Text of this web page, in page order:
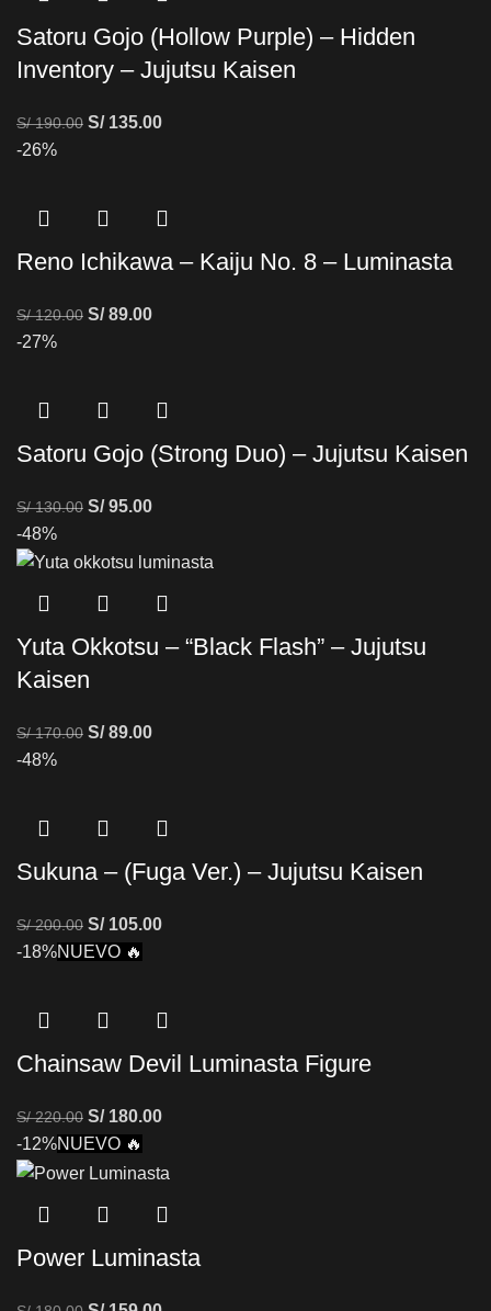
Satoru Gojo (Hollow Purple) – Hidden
Inventory – Jujutsu Kaisen
S/190.00 S/135.00
-26%
Reno Ichikawa – Kaiju No. 8 – Luminasta
S/120.00 S/89.00
-27%
Satoru Gojo (Strong Duo) – Jujutsu Kaisen
S/130.00 S/95.00
-48%
Yuta Okkotsu – “Black Flash” – Jujutsu
Kaisen
S/170.00 S/89.00
-48%
Sukuna – (Fuga Ver.) – Jujutsu Kaisen
S/200.00 S/105.00
-18%NUEVO 🔥
Chainsaw Devil Luminasta Figure
S/220.00 S/180.00
-12%NUEVO 🔥
Power Luminasta